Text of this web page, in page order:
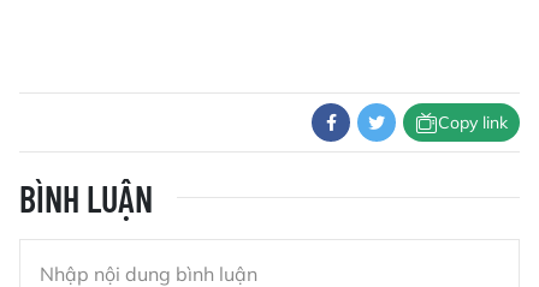
Copy link
BÌNH LUẬN